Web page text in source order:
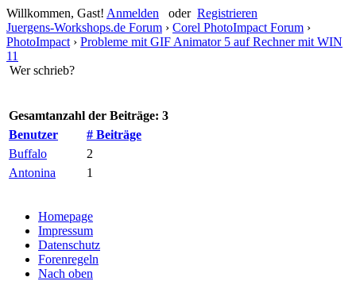
Willkommen, Gast! Anmelden oder Registrieren
Juergens-Workshops.de Forum › Corel PhotoImpact Forum ›
PhotoImpact › Probleme mit GIF Animator 5 auf Rechner mit WIN
11
Wer schrieb?
Gesamtanzahl der Beiträge: 3
Benutzer
# Beiträge
Buffalo
2
Antonina
1
Homepage
Impressum
Datenschutz
Forenregeln
Nach oben